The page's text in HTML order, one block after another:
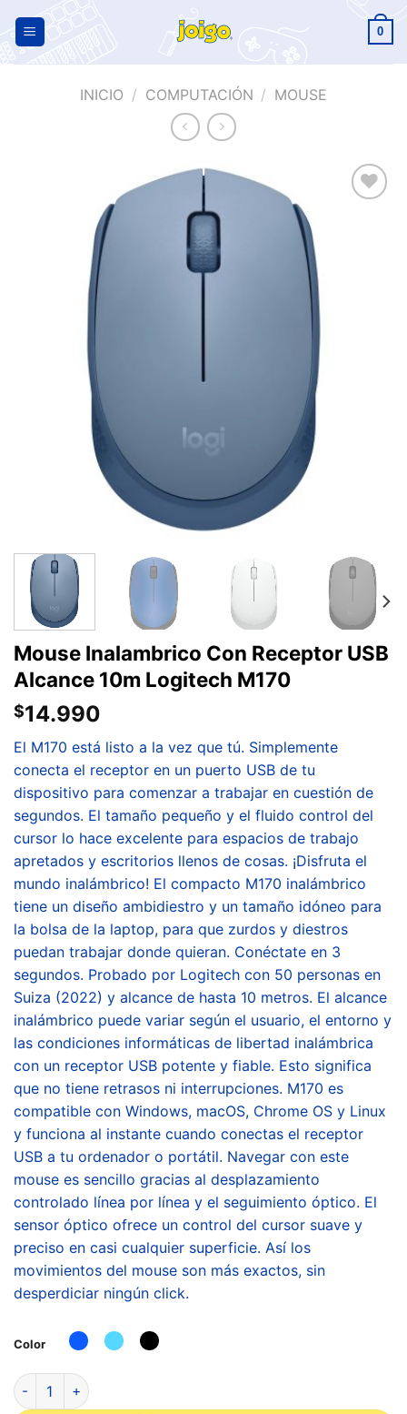
0
INICIO / COMPUTACIÓN / MOUSE
Mouse Inalambrico Con Receptor USB
Alcance 10m Logitech M170
$14.990
El M170 está listo a la vez que tú. Simplemente
conecta el receptor en un puerto USB de tu
dispositivo para comenzar a trabajar en cuestión de
segundos. El tamaño pequeño y el fluido control del
cursor lo hace excelente para espacios de trabajo
apretados y escritorios llenos de cosas. ¡Disfruta el
mundo inalámbrico! El compacto M170 inalámbrico
tiene un diseño ambidiestro y un tamaño idóneo para
la bolsa de la laptop, para que zurdos y diestros
puedan trabajar donde quieran. Conéctate en 3
segundos. Probado por Logitech con 50 personas en
Suiza (2022) y alcance de hasta 10 metros. El alcance
inalámbrico puede variar según el usuario, el entorno y
las condiciones informáticas de libertad inalámbrica
con un receptor USB potente y fiable. Esto significa
que no tiene retrasos ni interrupciones. M170 es
compatible con Windows, macOS, Chrome OS y Linux
y funciona al instante cuando conectas el receptor
USB a tu ordenador o portátil. Navegar con este
mouse es sencillo gracias al desplazamiento
controlado línea por línea y el seguimiento óptico. El
sensor óptico ofrece un control del cursor suave y
preciso en casi cualquier superficie. Así los
movimientos del mouse son más exactos, sin
desperdiciar ningún click.
Color